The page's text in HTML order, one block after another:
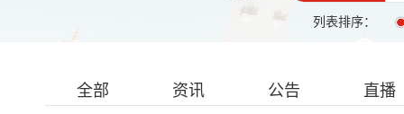
列表排序：
全部 资讯 公告 直播